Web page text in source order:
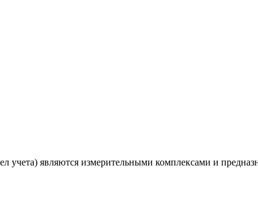
являются измерительными комплексами и